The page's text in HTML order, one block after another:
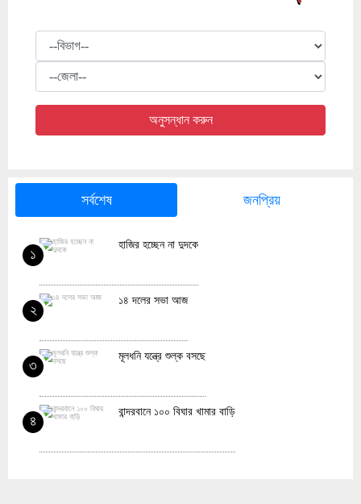
বিভাগ
অনুসন্ধান করুন
সর্বশেষ জনপ্রিয়
১
হাজির হচ্ছেন না দুদকে
২
১৪ দলের সভা আজ
৩
মূলধনি যন্ত্রে শুল্ক বসছে
৪
বান্দরবানে ১০০ বিঘার খামার বাড়ি